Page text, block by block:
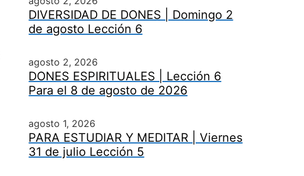
DIVERSIDAD DE DONES | Domingo 2
de agosto Lección 6
agosto 2, 2026
DONES ESPIRITUALES | Lección 6
Para el 8 de agosto de 2026
agosto 1, 2026
PARA ESTUDIAR Y MEDITAR | Viernes
31 de julio Lección 5